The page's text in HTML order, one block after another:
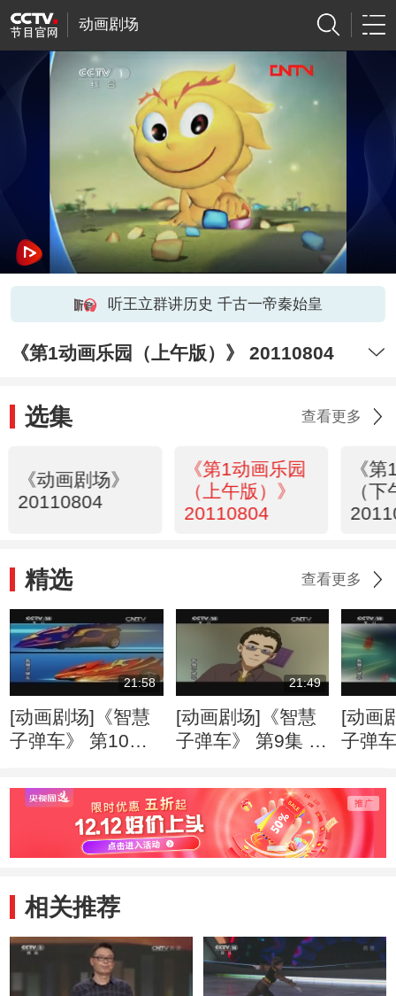
动画剧场
听王立群讲历史 千古一帝秦始皇
《第1动画乐园（上午版）》 20110804
选集 查看更多
《动画剧场》
20110804
《第1动画乐园
（上午版）》
20110804
《
（
精选 查看更多
21:58
[动画剧场]《智慧
子弹车》 第10集
21:49
[动画剧场]《智慧
子弹车》 第9集 云
[动画
子弹
手》
相关推荐